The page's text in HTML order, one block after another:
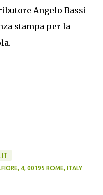
Angelo Bassi
stampa per la
4, 00195 ROME, ITALY